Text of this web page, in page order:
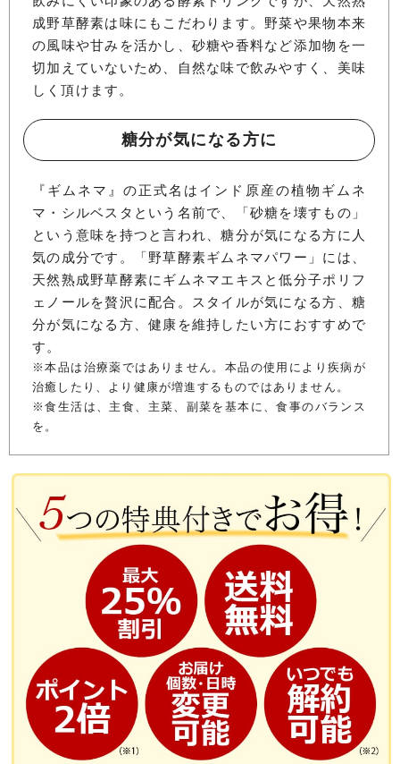
成野草酵素は味にもこだわります。野菜や果物本来
の風味や甘みを活かし、砂糖や香料など添加物を一
切加えていないため、自然な味で飲みやすく、美味
しく頂けます。
糖分が気になる方に
『ギムネマ』の正式名はインド原産の植物ギムネ
マ・シルベスタという名前で、「砂糖を壊すもの」
という意味を持つと言われ、糖分が気になる方に人
気の成分です。「野草酵素ギムネマパワー」には、
天然熟成野草酵素にギムネマエキスと低分子ポリフ
ェノールを贅沢に配合。スタイルが気になる方、糖
分が気になる方、健康を維持したい方におすすめで
す。
※本品は治療薬ではありません。本品の使用により疾病が
治癒したり、より健康が増進するものではありません。
※食生活は、主食、主菜、副菜を基本に、食事のバランス
を。